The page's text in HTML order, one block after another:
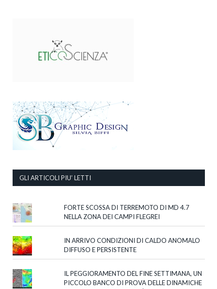
GLI ARTICOLI PIU’ LETTI
FORTE SCOSSA DI TERREMOTO DI MD 4.7
NELLA ZONA DEI CAMPI FLEGREI
IN ARRIVO CONDIZIONI DI CALDO ANOMALO
DIFFUSO E PERSISTENTE
IL PEGGIORAMENTO DEL FINE SETTIMANA, UN
PICCOLO BANCO DI PROVA DELLE DINAMICHE